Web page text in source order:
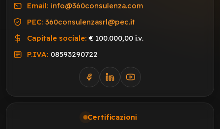
Email: info@360consulenza.com
PEC: 360consulenzasrl@pec.it
Capitale sociale: € 100.000,00 i.v.
P.IVA: 08593290722
Certificazioni